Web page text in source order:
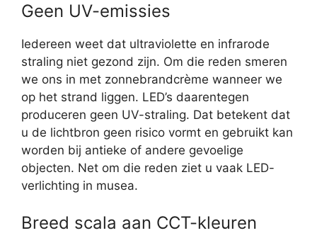
Geen UV-emissies
Iedereen weet dat ultraviolette en infrarode
straling niet gezond zijn. Om die reden smeren
we ons in met zonnebrandcrème wanneer we
op het strand liggen. LED’s daarentegen
produceren geen UV-straling. Dat betekent dat
u de lichtbron geen risico vormt en gebruikt kan
worden bij antieke of andere gevoelige
objecten. Net om die reden ziet u vaak LED-
verlichting in musea.
Breed scala aan CCT-kleuren